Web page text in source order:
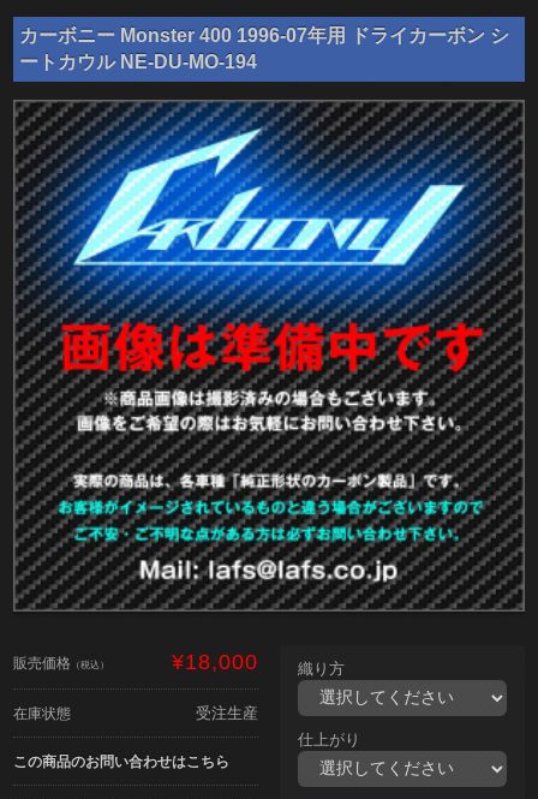
カーボニー Monster 400 1996-07年用 ドライカーボン シ
ートカウル NE-DU-MO-194
販売価格 （税込） ¥18,000
在庫状態 受注生産
この商品のお問い合わせはこちら
織り方
仕上がり